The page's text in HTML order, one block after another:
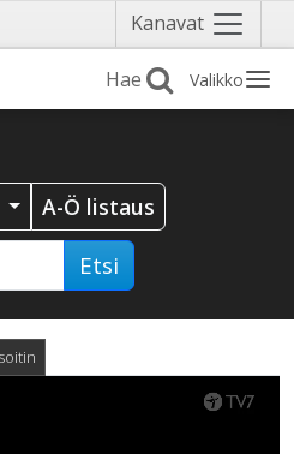
Kanavat Näytä
valikko
Valikko
A-Ö listaus
Etsi